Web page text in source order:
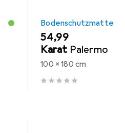
Bodenschutzmatte
EUR
54,99
Karat Palermo
100 x 180 cm